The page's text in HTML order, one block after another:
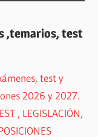
,temarios, test
test y
2026 y 2027.
, LEGISLACIÓN,